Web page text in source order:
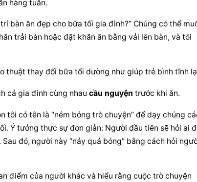
hàng tuần.
bàn ăn đẹp cho bữa tối gia đình?” Chúng có thể
trải bàn hoặc đặt khăn ăn bằng vải lên bàn, và tôi
thuật thay đổi bữa tối dường như giúp trẻ bình tĩnh
cả gia đình cùng nhau cầu nguyện trước khi ăn.
tôi có tên là “ném bóng trò chuyện” để dạy chúng
Ý tưởng thực sự đơn giản: Người đầu tiên sẽ hỏi ai
đó, người này “nảy quả bóng” bằng cách hỏi
điểm của người khác và hiểu rằng cuộc trò chuyện